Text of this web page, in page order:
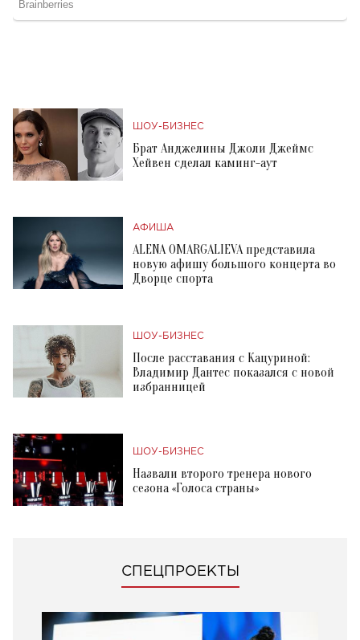
ШОУ-БИЗНЕС
Брат Анджелины Джоли Джеймс
Хейвен сделал каминг-аут
АФИША
ALENA OMARGALIEVA представила
новую афишу большого концерта во
Дворце спорта
ШОУ-БИЗНЕС
После расставания с Кацуриной:
Владимир Дантес показался с новой
избранницей
ШОУ-БИЗНЕС
Назвали второго тренера нового
сезона «Голоса страны»
СПЕЦПРОЕКТЫ